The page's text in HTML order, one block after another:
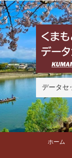
ホーム